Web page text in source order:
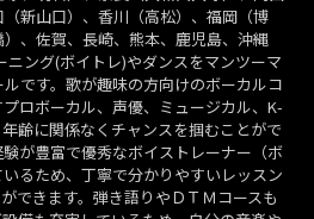
（新山口）、香川（高松）、福岡（博
、佐賀、長崎、熊本、鹿児島、沖縄
ニング(ボイトレ)やダンスをマンツーマ
です。歌が趣味の方向けのボーカルコ
ロボーカル、声優、ミュージカル、K-
齢に関係なくチャンスを掴むことがで
が豊富で優秀なボイストレーナー（ボ
るため、丁寧で分かりやすいレッスン
できます。弾き語りやＤＴＭコースも